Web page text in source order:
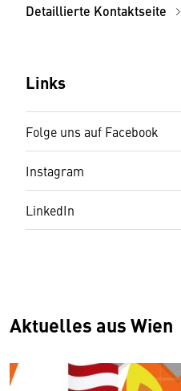
Detaillierte Kontaktseite
Links
Folge uns auf Facebook
Instagram
LinkedIn
Aktuelles aus Wien